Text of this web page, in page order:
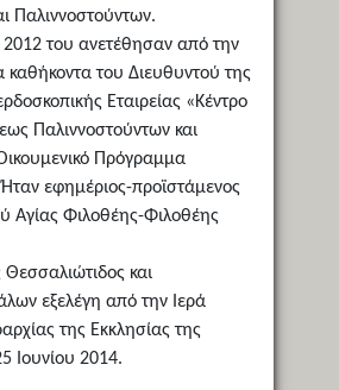
Παλιννοστούντων.
2012 του ανετέθησαν από την
καθήκοντα του Διευθυντού της
Εταιρείας «Κέντρο
Παλιννοστούντων και
Πρόγραμμα
εφημέριος-προϊστάμενος
Αγίας Φιλοθέης-Φιλοθέης
και
εξελέγη από την Ιερά
της Εκκλησίας της
Ιουνίου 2014.